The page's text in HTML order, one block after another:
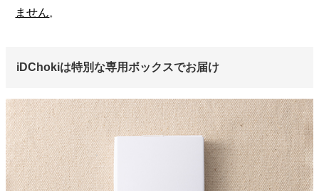
ません。
iDChokiは特別な専用ボックスでお届け